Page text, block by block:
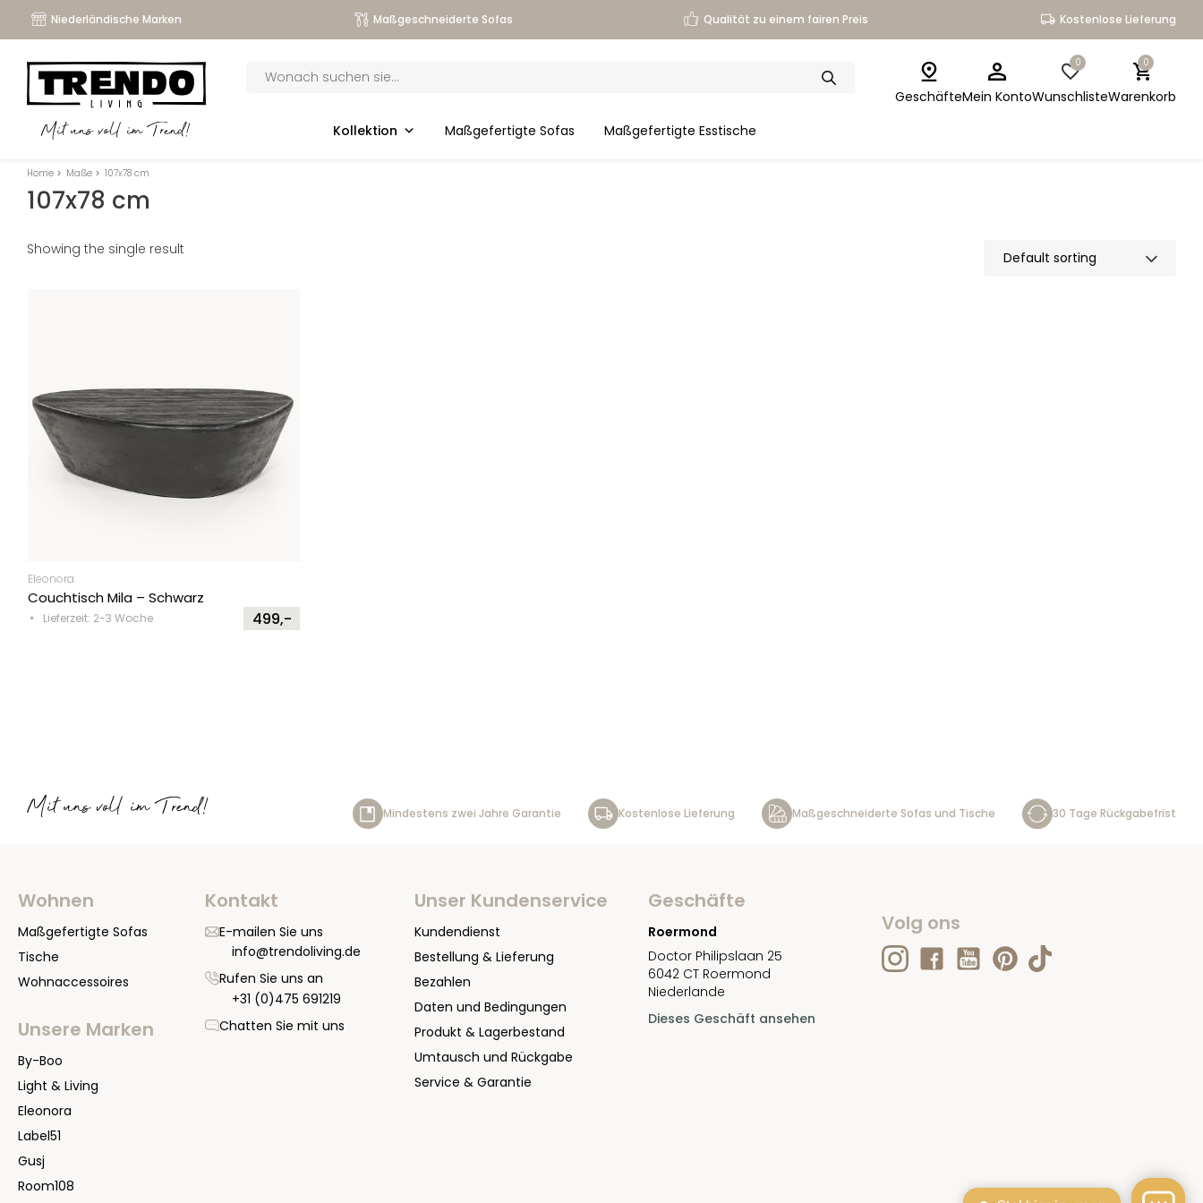
Niederländische Marken Maßgeschneiderte Sofas Qualität zu einem fairen Preis Kostenlose Lieferung
Mit uns voll im Trend!
search
Kollektion Maßgefertigte Sofas Maßgefertigte Esstische
GeschäfteMein Konto
0
Wunschliste
0
Warenkorb
Home > Maße > 107x78 cm
107x78 cm
Showing the single result
Eleonora
Couchtisch Mila – Schwarz
Lieferzeit: 2-3 Woche 499,-
Mit uns voll im Trend! Mindestens zwei Jahre Garantie Kostenlose Lieferung Maßgeschneiderte Sofas und Tische 30 Tage Rückgabefrist
Wohnen
Maßgefertigte Sofas
Tische
Wohnaccessoires
Unsere Marken
By-Boo
Light & Living
Eleonora
Label51
Gusj
Room108
Kontakt
E-mailen Sie uns
info@trendoliving.de
Rufen Sie uns an
+31 (0)475 691219
Chatten Sie mit uns
Unser Kundenservice
Kundendienst
Bestellung & Lieferung
Bezahlen
Daten und Bedingungen
Produkt & Lagerbestand
Umtausch und Rückgabe
Service & Garantie
Geschäfte
Roermond
Doctor Philipslaan 25
6042 CT Roermond
Niederlande
Dieses Geschäft ansehen
Volg ons